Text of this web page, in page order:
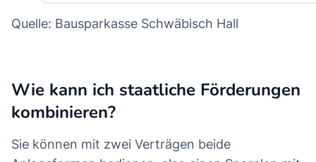
Quelle: Bausparkasse Schwäbisch Hall
Wie kann ich staatliche Förderungen
kombinieren?
Sie können mit zwei Verträgen beide